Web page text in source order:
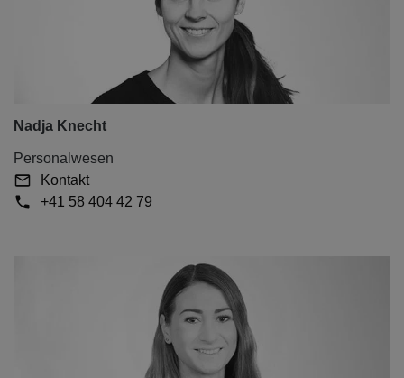
Nadja Knecht
Personalwesen
Kontakt
+41 58 404 42 79